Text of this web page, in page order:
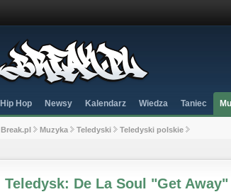
Hip Hop Newsy Kalendarz Wiedza Taniec
Break.pl Muzyka Teledyski Teledyski polskie
Teledysk: De La Soul "Get